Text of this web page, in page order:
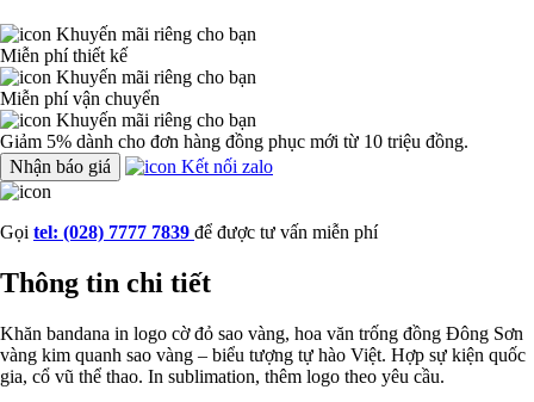
Khuyến mãi riêng cho bạn
Miễn phí thiết kế
Khuyến mãi riêng cho bạn
Miễn phí vận chuyển
Khuyến mãi riêng cho bạn
Giảm 5% dành cho đơn hàng đồng phục mới từ 10 triệu đồng.
Nhận báo giá
Kết nối zalo
Gọi tel: (028) 7777 7839 để được tư vấn miễn phí
Thông tin chi tiết
Khăn bandana in logo cờ đỏ sao vàng, hoa văn trống đồng Đông Sơn
vàng kim quanh sao vàng – biểu tượng tự hào Việt. Hợp sự kiện quốc
gia, cổ vũ thể thao. In sublimation, thêm logo theo yêu cầu.